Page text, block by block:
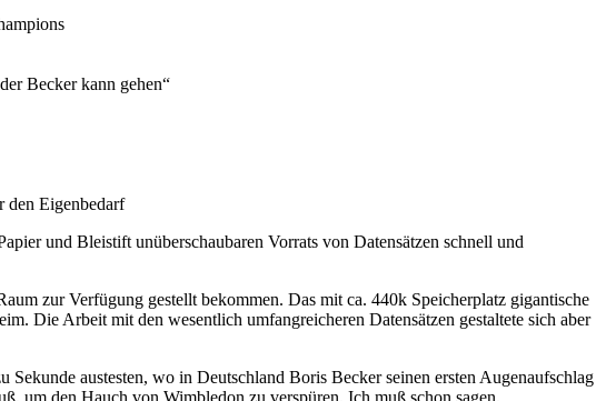
Becker kann gehen“
den Eigenbedarf
und Bleistift unüberschaubaren Vorrats von Datensätzen schnell und
zur Verfügung gestellt bekommen. Das mit ca. 440k Speicherplatz gigantische
Die Arbeit mit den wesentlich umfangreicheren Datensätzen gestaltete sich aber
austesten, wo in Deutschland Boris Becker seinen ersten Augenaufschlag
um den Hauch von Wimbledon zu verspüren. Ich muß schon sagen,